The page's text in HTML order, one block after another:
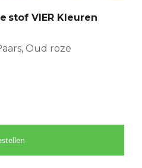
stof VIER Kleuren
Oud roze